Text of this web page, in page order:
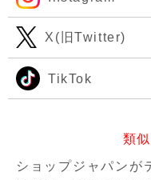
X(旧Twitter)
TikTok
類
ショップジャパンが